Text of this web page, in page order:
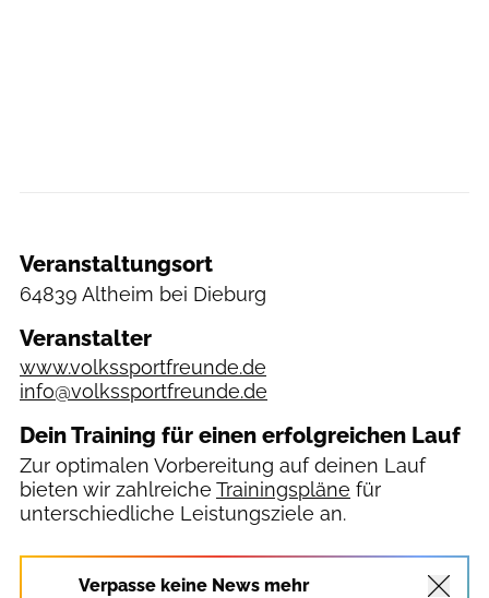
Veranstaltungsort
64839 Altheim bei Dieburg
Veranstalter
www.volkssportfreunde.de
info@volkssportfreunde.de
Dein Training für einen erfolgreichen Lauf
Zur optimalen Vorbereitung auf deinen Lauf
bieten wir zahlreiche Trainingspläne für
unterschiedliche Leistungsziele an.
Verpasse keine News mehr